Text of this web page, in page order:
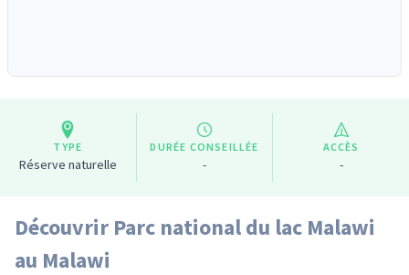
TYPE
Réserve naturelle
DURÉE CONSEILLÉE
-
ACCÈS
-
Découvrir Parc national du lac Malawi
au Malawi